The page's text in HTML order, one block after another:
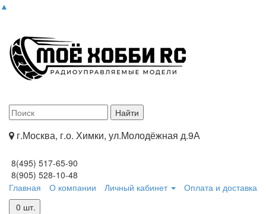
▲
г.Москва, г.о. Химки, ул.Молодёжная д.9А
8(495) 517-65-90
8(905) 528-10-48
Главная
О компании Личный кабинет Оплата и доставка
0 шт.